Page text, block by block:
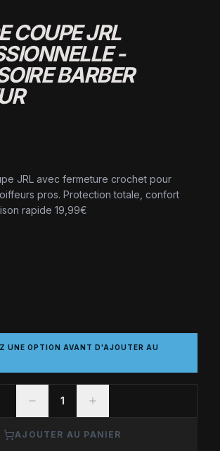
COUPE JRL
-
BARBER
JRL avec fermeture crochet pour
pros. Protection totale, confort
rapide 19,99€
UNE OPTION AVANT D'AJOUTER AU
1
AJOUTER AU PANIER